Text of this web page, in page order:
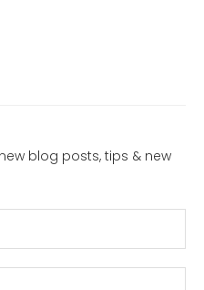
blog posts, tips & new